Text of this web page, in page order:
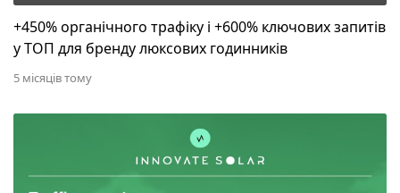
+450% органічного трафіку і +600% ключових запитів
у ТОП для бренду люксових годинників
5 місяців тому